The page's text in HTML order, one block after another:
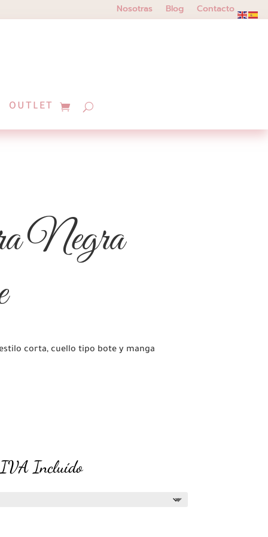
Nosotras Blog Contacto
OUTLET
Negra
corta, cuello tipo bote y manga
IVA Incluído